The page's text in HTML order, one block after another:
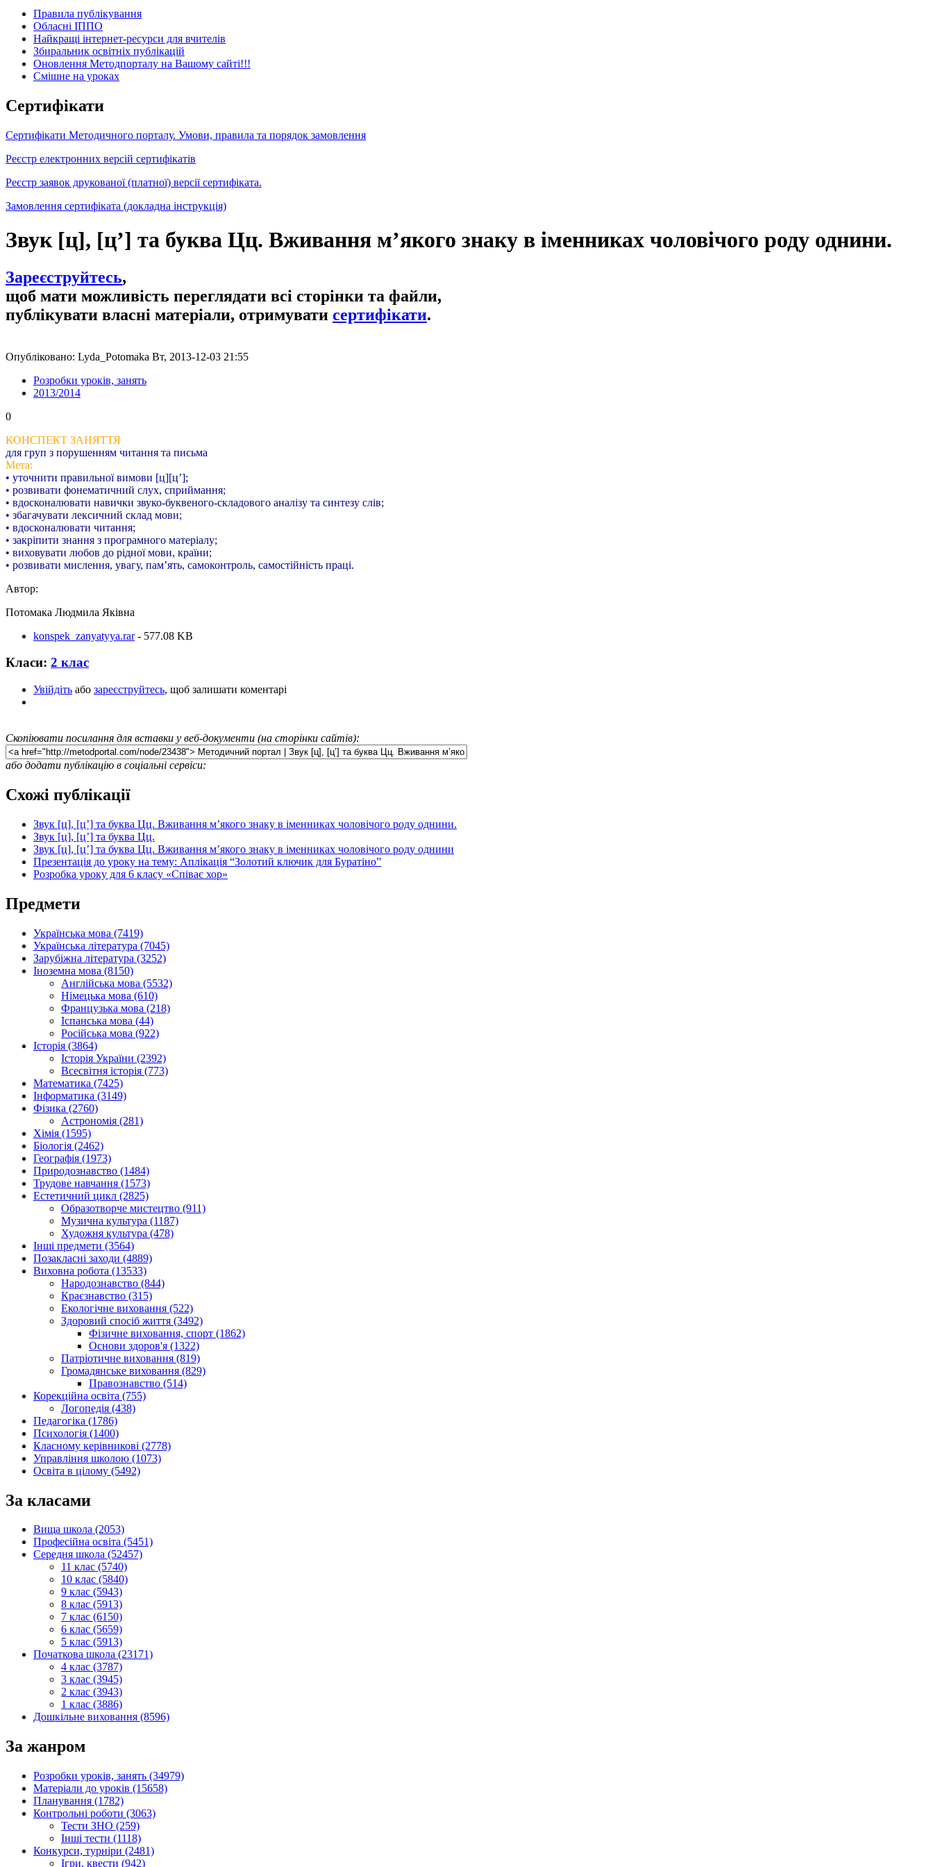
Правила публікування
Обласні ІППО
Найкращі інтернет-ресурси для вчителів
Збиральник освітніх публікацій
Оновлення Методпорталу на Вашому сайті!!!
Cмішне на уроках
Сертифікати
Сертифікати Методичного порталу. Умови, правила та порядок замовлення
Реєстр електронних версій сертифікатів
Реєстр заявок друкованої (платної) версії сертифіката.
Замовлення сертифіката (докладна інструкція)
Звук [ц], [ц’] та буква Цц. Вживання м’якого знаку в іменниках чоловічого роду однини.
Зареєструйтесь,
щоб мати можливість переглядати всі сторінки та файли,
публікувати власні матеріали, отримувати сертифікати.
Опубліковано: Lyda_Potomaka Вт, 2013-12-03 21:55
Розробки уроків, занять
2013/2014
0
КОНСПЕКТ ЗАНЯТТЯ
для груп з порушенням читання та письма
Мета:
• уточнити правильної вимови [ц][ц’];
• розвивати фонематичний слух, сприймання;
• вдосконалювати навички звуко-буквеного-складового аналізу та синтезу слів;
• збагачувати лексичний склад мови;
• вдосконалювати читання;
• закріпити знання з програмного матеріалу;
• виховувати любов до рідної мови, країни;
• розвивати мислення, увагу, пам’ять, самоконтроль, самостійність праці.
Автор:
Потомака Людмила Яківна
konspek_zanyatyya.rar- 577.08 KB
Класи: 2 клас
Увійдіть або зареєструйтесь, щоб залишати коментарі
Скопіювати посилання для вставки у веб-документи (на сторінки сайтів):
або додати публікацію в соціальні сервіси:
Схожі публікації
Звук [ц], [ц’] та буква Цц. Вживання м’якого знаку в іменниках чоловічого роду однини.
Звук [ц], [ц’] та буква Цц.
Звук [ц], [ц’] та буква Цц. Вживання м’якого знаку в іменниках чоловічого роду однини
Презентація до уроку на тему: Аплікація “Золотий ключик для Буратіно”
Розробка уроку для 6 класу «Співає хор»
Предмети
Українська мова (7419)
Українська література (7045)
Зарубіжна література (3252)
Іноземна мова (8150)
Англійська мова (5532)
Німецька мова (610)
Французька мова (218)
Іспанська мова (44)
Російська мова (922)
Історія (3864)
Історія України (2392)
Всесвітня історія (773)
Математика (7425)
Інформатика (3149)
Фізика (2760)
Астрономія (281)
Хімія (1595)
Біологія (2462)
Географія (1973)
Природознавство (1484)
Трудове навчання (1573)
Естетичний цикл (2825)
Образотворче мистецтво (911)
Музична культура (1187)
Художня культура (478)
Інші предмети (3564)
Позакласні заходи (4889)
Виховна робота (13533)
Народознавство (844)
Краєзнавство (315)
Екологічне виховання (522)
Здоровий спосіб життя (3492)
Фізичне виховання, спорт (1862)
Основи здоров'я (1322)
Патріотичне виховання (819)
Громадянське виховання (829)
Правознавство (514)
Корекційна освіта (755)
Логопедія (438)
Педагогіка (1786)
Психологія (1400)
Класному керівникові (2778)
Управління школою (1073)
Освіта в цілому (5492)
За класами
Вища школа (2053)
Професійна освіта (5451)
Середня школа (52457)
11 клас (5740)
10 клас (5840)
9 клас (5943)
8 клас (5913)
7 клас (6150)
6 клас (5659)
5 клас (5913)
Початкова школа (23171)
4 клас (3787)
3 клас (3945)
2 клас (3943)
1 клас (3886)
Дошкільне виховання (8596)
За жанром
Розробки уроків, занять (34979)
Матеріали до уроків (15658)
Планування (1782)
Контрольні роботи (3063)
Тести ЗНО (259)
Інші тести (1118)
Конкурси, турніри (2481)
Ігри, квести (942)